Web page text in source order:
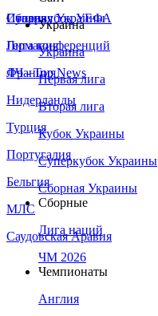
Сборная Украины
Италия
Германия
Франция
Нидерланды
Турция
Португалия
Бельгия
МЛС
Саудовская Аравия
Суперкубок УЕФА
Лига конференций
ЛЧ - Top News
Украина
Украина
Первая лига
Вторая лига
Кубок Украины
Суперкубок Украины
Сборная Украины
Сборные
Лига наций
ЧМ 2026
Чемпионаты
Англия